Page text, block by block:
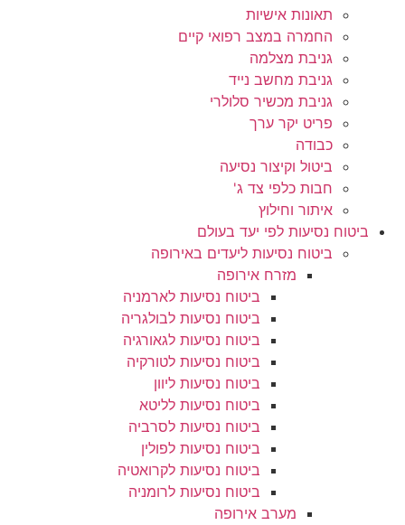
תאונות אישיות
החמרה במצב רפואי קיים
גניבת מצלמה
גניבת מחשב נייד
גניבת מכשיר סלולרי
פריט יקר ערך
כבודה
ביטול וקיצור נסיעה
חבות כלפי צד ג'
איתור וחילוץ
ביטוח נסיעות לפי יעד בעולם
ביטוח נסיעות ליעדים באירופה
מזרח אירופה
ביטוח נסיעות לארמניה
ביטוח נסיעות לבולגריה
ביטוח נסיעות לגאורגיה
ביטוח נסיעות לטורקיה
ביטוח נסיעות ליוון
ביטוח נסיעות לליטא
ביטוח נסיעות לסרביה
ביטוח נסיעות לפולין
ביטוח נסיעות לקרואטיה
ביטוח נסיעות לרומניה
מערב אירופה